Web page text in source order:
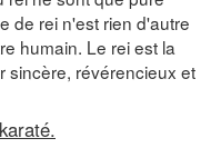
de rei n'est rien d'autre
humain. Le rei est la
sincère, révérencieux et